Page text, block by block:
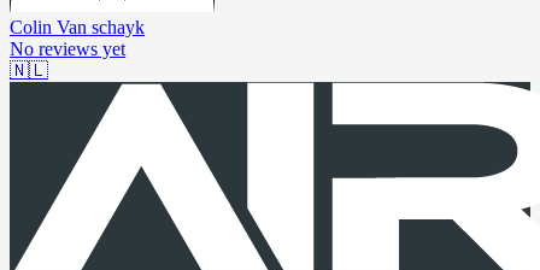
Colin Van schayk
No reviews yet
🇳🇱